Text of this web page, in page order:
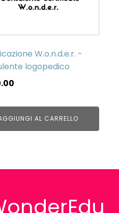
W.o.n.d.e.r. -
logopedico
AL CARRELLO